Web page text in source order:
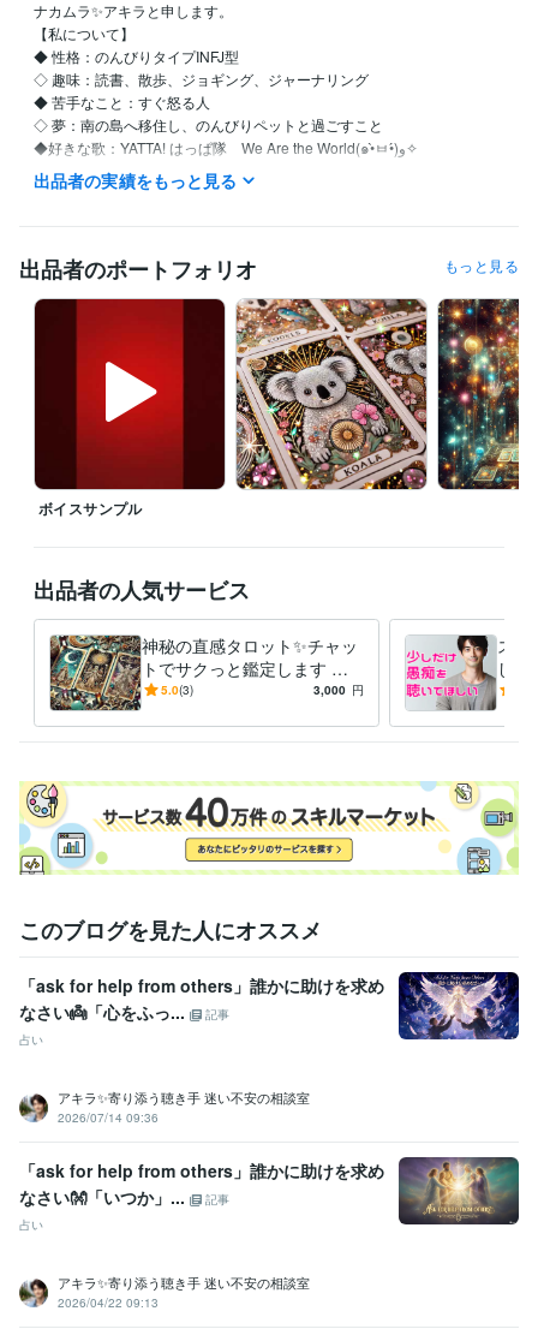
ナカムラ✨アキラと申します。
【私について】
◆ 性格：のんびりタイプINFJ型
◇ 趣味：読書、散歩、ジョギング、ジャーナリング
◆ 苦手なこと：すぐ怒る人
◇ 夢：南の島へ移住し、のんびりペットと過ごすこと
◆好きな歌：YATTA! はっぱ隊　We Are the World(๑•̀ㅂ•́)و✧
【自分を愛し、自然体で生きるためのセルフラブ実践ガイド】
仕事も恋愛も、なんだかうまくいかない
他人と自分を比べては自虐して
ついには「私なんて、どうせ無理」と自責の毎日…
しかし、そんな生活を続けているうちに、気づいたんです
『本当の幸せは、自分を愛することから始まる』
・自分を認める（良い所も悪い所も）
・その全てが自分なんだと受け入れる
●自分を愛することで生活が激変！
毎日のジャーナリング
自分の感情に向き合う事を大切にして
少しずつ自分を好きになれるようになっていきました
自分を愛せるようになると
世界が一気に輝きだすんです！
自信が生まれる、人間関係が良くなる
仕事も良い流れになる、愛を持って他者と関われる
そんな幸せの連鎖を起こせるのが「セルフラブ」です！
マーケティング / 広告・宣伝・プロモーション
カスタマーサポート・カスタマーサクセス / コールセンター管理・運
営
経験年数 : 3年
ライフスタイル・その他 / 占い師
2025年3月✨ゴールドランクに昇格できました☘️
チナランクに昇格できました❤️
資格・検定
金融渉外技能審査（FP3級）
宅地建物取引士（旧 宅地建物取引主任者） 取得年 : 2011年
マイクロソフト オフィス スペシャリスト（MOS）
中型自動車第二種運転免許 取得年 : 2018年
乙種危険物取扱者
出品者の実績をもっと見る
出品者のポートフォリオ もっと見る
ボイスサンプル
出品者の人気サービス
神秘の直感タロット✨チャッ
トでサクっと鑑定します タ
ロットで✨チャット占い一度
5.0(3) 3,000 円
スト
し
族、
このブログを見た人にオススメ
「ask for help from others」誰かに助けを求め
なさい👼「心をふっ...
記事
占い
アキラ✨寄り添う聴き手 迷い不安の相談室
2026/07/14 09:36
「ask for help from others」誰かに助けを求め
なさい👐「いつか」...
記事
占い
アキラ✨寄り添う聴き手 迷い不安の相談室
2026/04/22 09:13